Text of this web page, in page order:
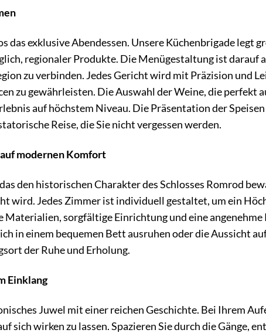
exklusive Abendessen. Unsere Küchenbrigade legt
regionaler Produkte. Die Menügestaltung ist darauf
zu verbinden. Jedes Gericht wird mit Präzision und
zu gewährleisten. Die Auswahl der Weine, die perfekt
auf höchstem Niveau. Die Präsentation der
Reise, die Sie nicht vergessen werden.
modernen Komfort
den historischen Charakter des Schlosses Romrod
wird. Jedes Zimmer ist individuell gestaltet, um ein
sorgfältige Einrichtung und eine
in einem bequemen Bett ausruhen oder die Aussicht
der Ruhe und Erholung.
Einklang
Juwel mit einer reichen Geschichte. Bei Ihrem
sich wirken zu lassen. Spazieren Sie durch die Gänge,